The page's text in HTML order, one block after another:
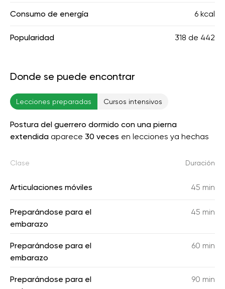
Consumo de energía 6 kcal
Popularidad 318 de 442
Donde se puede encontrar
Lecciones preparadas Cursos intensivos
Postura del guerrero dormido con una pierna
extendida aparece 30 veces en lecciones ya hechas
Clase Duración
Articulaciones móviles 45 min
Preparándose para el
embarazo
45 min
Preparándose para el
embarazo
60 min
Preparándose para el
90 min